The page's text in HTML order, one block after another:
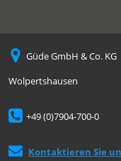
Güde GmbH & Co.
Wolpertshausen
+49 (0)7904-700-0
Kontaktieren Sie